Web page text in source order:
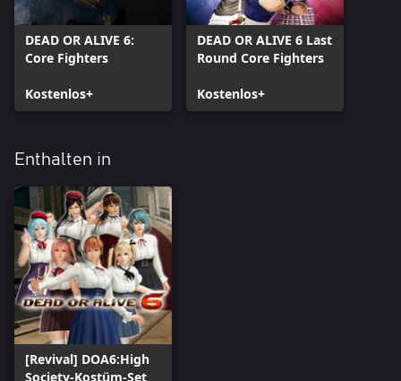
DEAD OR ALIVE 6:
Core Fighters
Kostenlos+
DEAD OR ALIVE 6 Last
Round Core Fighters
Kostenlos+
Enthalten in
[Revival] DOA6:High
Society-Kostüm-Set